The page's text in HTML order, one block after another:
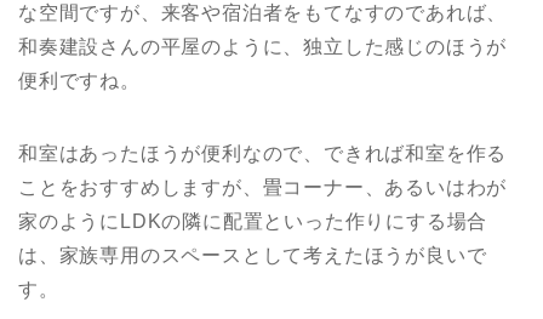
な空間ですが、来客や宿泊者をもてなすのであれば、
和奏建設さんの平屋のように、独立した感じのほうが
便利ですね。
和室はあったほうが便利なので、できれば和室を作る
ことをおすすめしますが、畳コーナー、あるいはわが
家のようにLDKの隣に配置といった作りにする場合
は、家族専用のスペースとして考えたほうが良いで
す。